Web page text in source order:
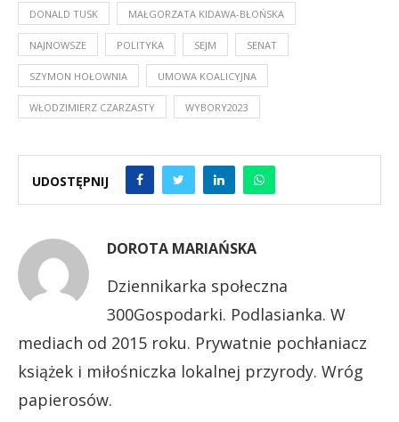
DONALD TUSK MAŁGORZATA KIDAWA-BŁOŃSKA
NAJNOWSZE POLITYKA SEJM SENAT
SZYMON HOŁOWNIA UMOWA KOALICYJNA
WŁODZIMIERZ CZARZASTY WYBORY2023
UDOSTĘPNIJ
DOROTA MARIAŃSKA
Dziennikarka społeczna
300Gospodarki. Podlasianka. W
mediach od 2015 roku. Prywatnie pochłaniacz
książek i miłośniczka lokalnej przyrody. Wróg
papierosów.